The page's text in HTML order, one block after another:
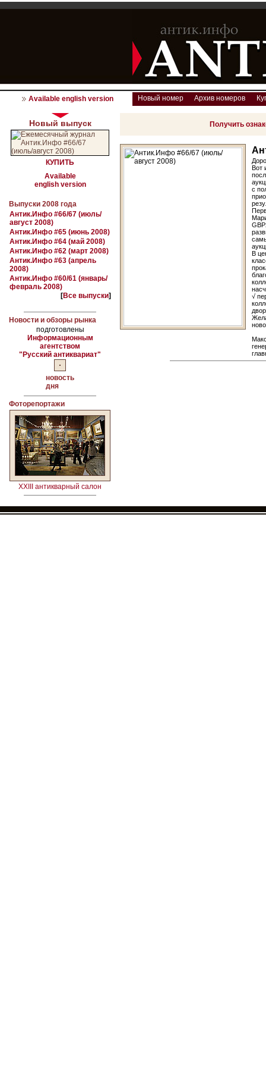
Available english version Новый номер Архив номеров
Новый выпуск
КУПИТЬ
Available
english version
Выпуски 2008 года
Антик.Инфо #66/67 (июль/
август 2008)
Антик.Инфо #65 (июнь 2008)
Антик.Инфо #64 (май 2008)
Антик.Инфо #62 (март 2008)
Антик.Инфо #63 (апрель
2008)
Антик.Инфо #60/61 (январь/
февраль 2008)
[Все выпуски]
Новости и обзоры рынка
подготовлены
Информационным
агентством
"Русский антиквариат"
новость
дня
Фоторепортажи
XXIII антикварный салон
Получить
Вот
с
В
√